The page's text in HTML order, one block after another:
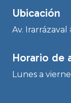
Ubicación
Av. Irarrázaval
Horario de
Lunes a